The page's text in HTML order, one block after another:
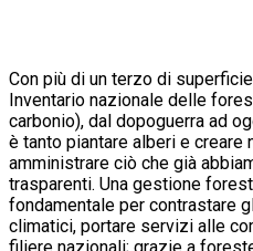
Con più di un terzo di
Inventario nazionale delle
carbonio), dal dopoguerra ad
è tanto piantare alberi e creare
amministrare ciò che già
trasparenti. Una gestione
fondamentale per contrastare
climatici, portare servizi alle